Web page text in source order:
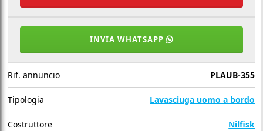
INVIA WHATSAPP
Rif. annuncio PLAUB-355
Tipologia Lavasciuga uomo a bordo
Costruttore Nilfisk